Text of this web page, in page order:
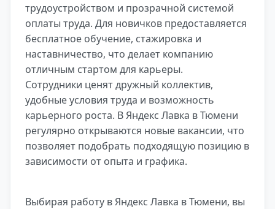
трудоустройством и прозрачной системой
оплаты труда. Для новичков предоставляется
бесплатное обучение, стажировка и
наставничество, что делает компанию
отличным стартом для карьеры.
Сотрудники ценят дружный коллектив,
удобные условия труда и возможность
карьерного роста. В Яндекс Лавка в Тюмени
регулярно открываются новые вакансии, что
позволяет подобрать подходящую позицию в
зависимости от опыта и графика.
Выбирая работу в Яндекс Лавка в Тюмени, вы